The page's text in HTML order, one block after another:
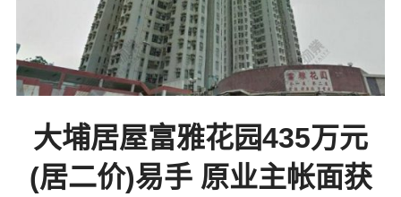
大埔居屋富雅花园435万元
(居二价)易手 原业主帐面获